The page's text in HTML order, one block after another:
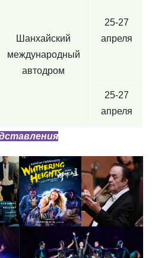
Шанхайский
международный
автодром
25-27
апреля
25-27
апреля